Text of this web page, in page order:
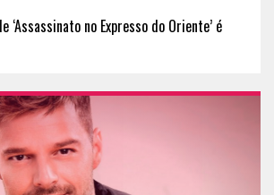
no Expresso do Oriente’ é